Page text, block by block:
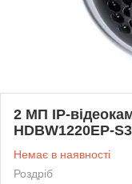
2 МП IP-
HDBW1220EP-
Немає в наявності
Роздріб